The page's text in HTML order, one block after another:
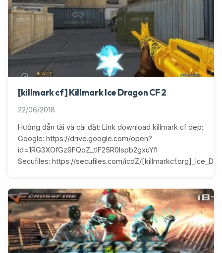
[killmark cf] Killmark Ice Dragon CF 2
22/06/2018
Hướng dẫn tải và cài đặt: Link download killmark cf dep:
Google: https://drive.google.com/open?
id=1RG3XOfGz9FQoZ_tlF25R0lspb2gxuYfI
Secufiles: https://secufiles.com/icdZ/